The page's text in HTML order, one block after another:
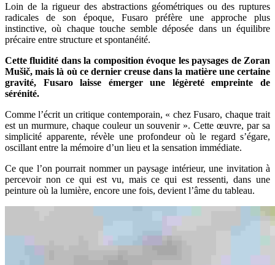
Loin de la rigueur des abstractions géométriques ou des ruptures
radicales de son époque, Fusaro préfère une approche plus
instinctive, où chaque touche semble déposée dans un équilibre
précaire entre structure et spontanéité.
Cette fluidité dans la composition évoque les paysages de Zoran
Mušič, mais là où ce dernier creuse dans la matière une certaine
gravité, Fusaro laisse émerger une légèreté empreinte de
sérénité.
Comme l’écrit un critique contemporain, « chez Fusaro, chaque trait
est un murmure, chaque couleur un souvenir ». Cette œuvre, par sa
simplicité apparente, révèle une profondeur où le regard s’égare,
oscillant entre la mémoire d’un lieu et la sensation immédiate.
Ce que l’on pourrait nommer un paysage intérieur, une invitation à
percevoir non ce qui est vu, mais ce qui est ressenti, dans une
peinture où la lumière, encore une fois, devient l’âme du tableau.